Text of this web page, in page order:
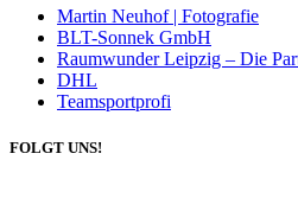
Martin Neuhof | Fotografie
BLT-Sonnek GmbH
Raumwunder Leipzig – Die
DHL
Teamsportprofi
FOLGT UNS!